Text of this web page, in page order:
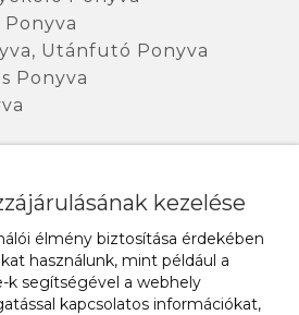
Ponyva
Utánfutó Ponyva
Ponyva
kezelése
élmény biztosítása érdekében
használunk, mint például a
k segítségével a webhely
kapcsolatos információkat,